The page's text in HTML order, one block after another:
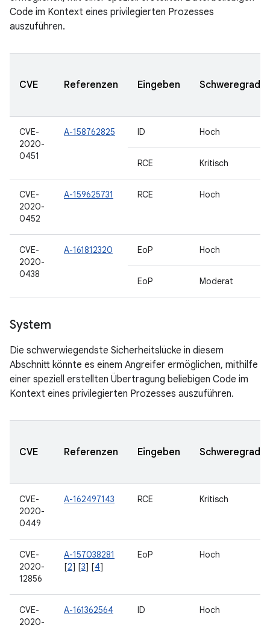
Code im Kontext eines privilegierten Prozesses
auszuführen.
CVE Referenzen Eingeben Schweregrad
CVE-
2020-
0451
A-158762825 ID Hoch
RCE Kritisch
CVE-
2020-
0452
A-159625731 RCE Hoch
CVE-
2020-
0438
A-161812320 EoP Hoch
EoP Moderat
System
Die schwerwiegendste Sicherheitslücke in diesem
Abschnitt könnte es einem Angreifer ermöglichen, mithilfe
einer speziell erstellten Übertragung beliebigen Code im
Kontext eines privilegierten Prozesses auszuführen.
CVE Referenzen Eingeben Schweregrad
CVE-
2020-
0449
A-162497143 RCE Kritisch
CVE-
2020-
12856
A-157038281
[2] [3] [4]
EoP Hoch
CVE-
2020-
A-161362564 ID Hoch